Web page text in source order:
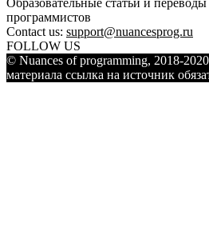
Образовательные статьи и
программистов
Contact us: support@nuancesprog.ru
FOLLOW US
© Nuances of programming, 2018-
материала ссылка на источник